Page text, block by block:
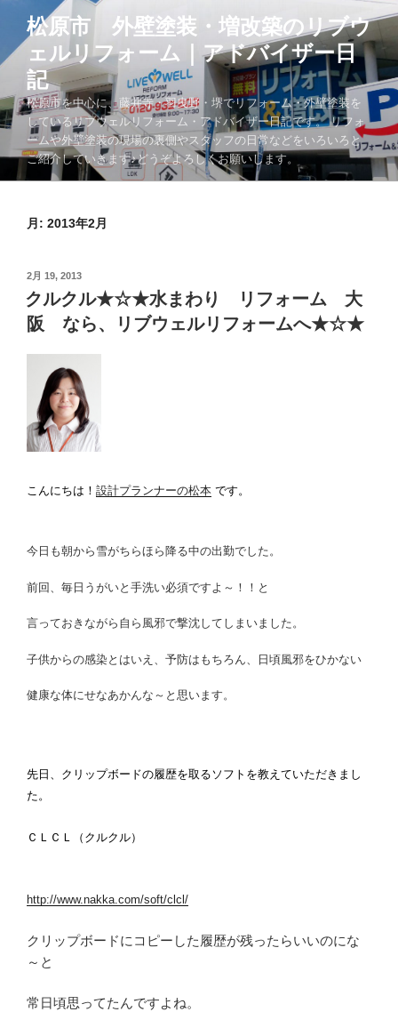
テ
ツ
へ
キ
ッ
松原市 外壁塗装・増改築のリブウ
ェルリフォーム｜アドバイザー日
記
松原市を中心に、藤井寺・羽曳野・堺でリフォーム・外壁塗装を
しているリブウェルリフォーム・アドバイザー日記です。 リフォ
ームや外壁塗装の現場の裏側やスタッフの日常などをいろいろと
ご紹介していきます♪どうぞよろしくお願いします。
月: 2013年2月
投
稿
日:
2月 19, 2013
クルクル★☆★水まわり リフォーム 大
阪 なら、リブウェルリフォームへ★☆★
こんにちは！ 設計プランナーの松本 です。
今日も朝から雪がちらほら降る中の出勤でした。
前回、毎日うがいと手洗い必須ですよ～！！と
言っておきながら自ら風邪で撃沈してしまいました。
子供からの感染とはいえ、予防はもちろん、日頃風邪をひかない
健康な体にせなあかんな～と思います。
先日、クリップボードの履歴を取るソフトを教えていただきまし
た。
ＣＬＣＬ（クルクル）
http://www.nakka.com/soft/clcl/
クリップボードにコピーした履歴が残ったらいいのにな
～と
常日頃思ってたんですよね。